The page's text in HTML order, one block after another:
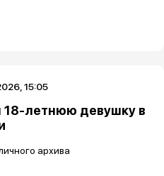
15:05
18-летнюю девушку в